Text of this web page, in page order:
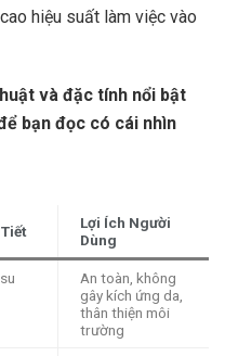
hiệu suất làm việc vào
và đặc tính nổi bật
bạn đọc có cái nhìn
Lợi Ích Người
Dùng
An toàn, không
gây kích ứng da,
thân thiện môi
trường